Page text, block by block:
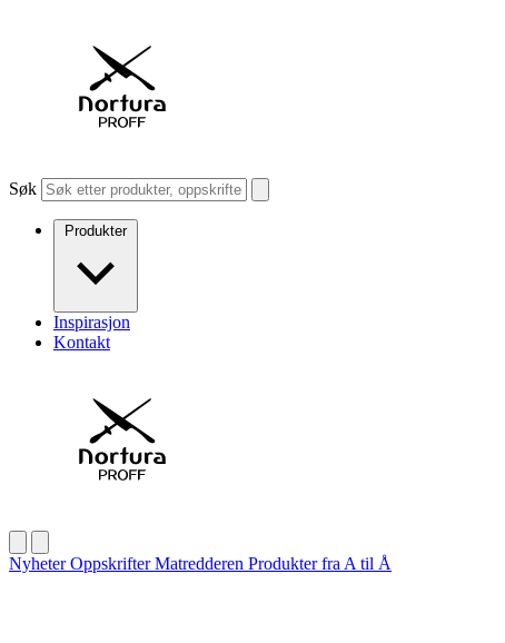
Søk
Produkter
Inspirasjon
Kontakt
NyheterOppskrifterMatredderen Produkter fra A til Å